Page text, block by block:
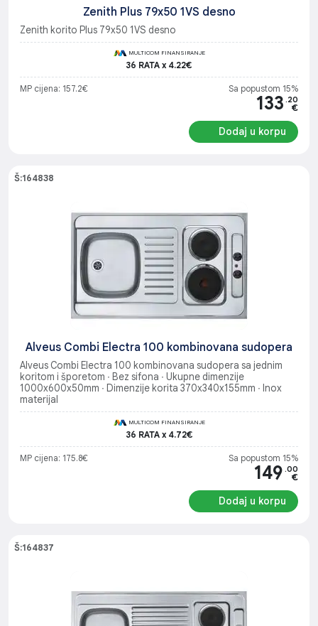
Zenith Plus 79x50 1VS desno
Zenith korito Plus 79x50 1VS desno
MULTICOM FINANSIRANJE
36 RATA x 4.22€
MP cijena: 157.2€ Sa popustom 15%
133 .20
€
Dodaj u korpu
Š:164838
Alveus Combi Electra 100 kombinovana sudopera
Alveus Combi Electra 100 kombinovana sudopera sa jednim
koritom i šporetom ∙ Bez sifona ∙ Ukupne dimenzije
1000x600x50mm ∙ Dimenzije korita 370x340x155mm ∙ Inox
materijal
MULTICOM FINANSIRANJE
36 RATA x 4.72€
MP cijena: 175.8€ Sa popustom 15%
149 .00
€
Dodaj u korpu
Š:164837